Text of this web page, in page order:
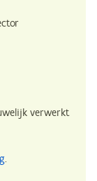
verwerkt
.